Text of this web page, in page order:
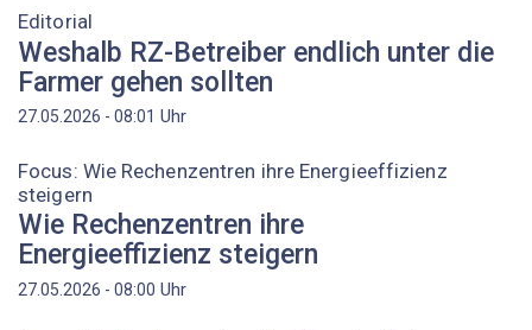
Editorial
Weshalb RZ-Betreiber endlich unter die
Farmer gehen sollten
27.05.2026 - 08:01 Uhr
Focus: Wie Rechenzentren ihre Energieeffizienz
steigern
Wie Rechenzentren ihre
Energieeffizienz steigern
27.05.2026 - 08:00 Uhr